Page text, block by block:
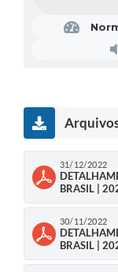
31/12/2022
BRASIL |
30/11/2022
BRASIL |